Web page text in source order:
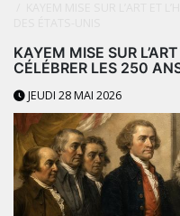
KAYEM MISE SUR
CÉLÉBRER LES 250
JEUDI 28 MAI 2026